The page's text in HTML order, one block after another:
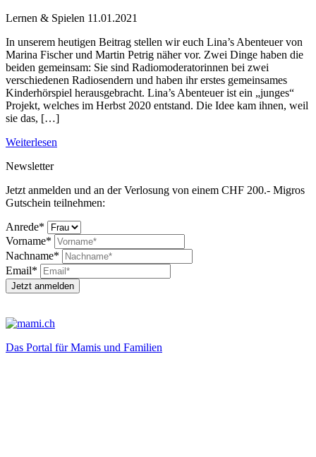
Lernen & Spielen 11.01.2021
In unserem heutigen Beitrag stellen wir euch Lina’s Abenteuer von
Marina Fischer und Martin Petrig näher vor. Zwei Dinge haben die
beiden gemeinsam: Sie sind Radiomoderatorinnen bei zwei
verschiedenen Radiosendern und haben ihr erstes gemeinsames
Kinderhörspiel herausgebracht. Lina’s Abenteuer ist ein „junges“
Projekt, welches im Herbst 2020 entstand. Die Idee kam ihnen, weil
sie das, […]
Weiterlesen
Newsletter
Jetzt anmelden und an der Verlosung von einem CHF 200.- Migros
Gutschein teilnehmen:
Anrede*
Vorname*
Nachname*
Email*
Jetzt anmelden
Das Portal für Mamis und Familien